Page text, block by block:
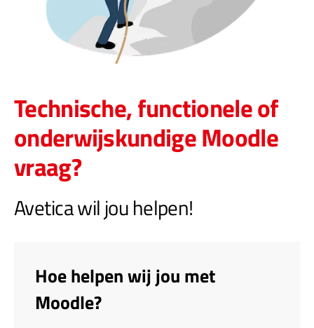
Technische, functionele of
onderwijskundige Moodle
vraag?
Avetica wil jou helpen!
Hoe helpen wij jou met
Moodle?